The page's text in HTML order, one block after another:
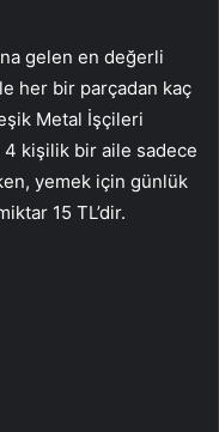
gelen en değerli
her bir parçadan kaç
Metal İşçileri
4 kişilik bir aile sadece
yemek için günlük
15 TL’dir.